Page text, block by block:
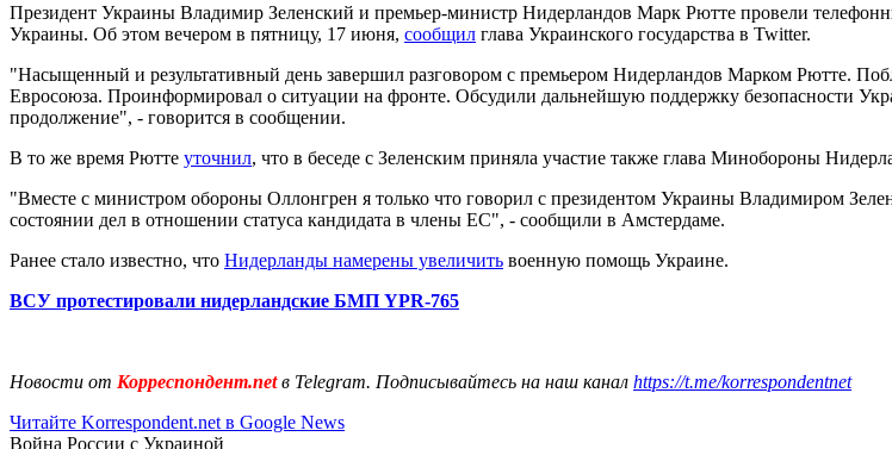
Президент Украины Владимир Зеленский и премьер-министр Нидерландов Марк Рютте провели
Украины. Об этом вечером в пятницу, 17 июня, сообщил глава Украинского государства в Twitter.
"Насыщенный и результативный день завершил разговором с премьером Нидерландов Марком Рютте.
Евросоюза. Проинформировал о ситуации на фронте. Обсудили дальнейшую поддержку безопасности
продолжение", - говорится в сообщении.
В то же время Рютте уточнил, что в беседе с Зеленским приняла участие также глава Минобороны
"Вместе с министром обороны Оллонгрен я только что говорил с президентом Украины Владимиром
состоянии дел в отношении статуса кандидата в члены ЕС", - сообщили в Амстердаме.
Ранее стало известно, что Нидерланды намерены увеличить военную помощь Украине.
ВСУ протестировали нидерландские БМП YPR-765
Новости от Корреспондент.netв Telegram. Подписывайтесь на наш канал https://t.me/korrespondentnet
Читайте Korrespondent.net в Google News
Война России с Украиной